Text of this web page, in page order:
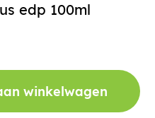
edp 100ml
winkelwagen